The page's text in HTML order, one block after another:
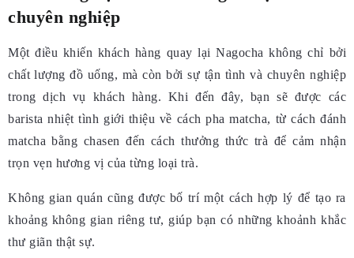
chuyên nghiệp
Một điều khiến khách hàng quay lại Nagocha không chỉ bởi
chất lượng đồ uống, mà còn bởi sự tận tình và chuyên nghiệp
trong dịch vụ khách hàng. Khi đến đây, bạn sẽ được các
barista nhiệt tình giới thiệu về cách pha matcha, từ cách đánh
matcha bằng chasen đến cách thưởng thức trà để cảm nhận
trọn vẹn hương vị của từng loại trà.
Không gian quán cũng được bố trí một cách hợp lý để tạo ra
khoảng không gian riêng tư, giúp bạn có những khoảnh khắc
thư giãn thật sự.